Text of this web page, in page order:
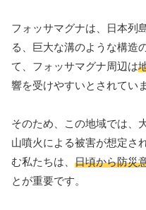
フォッサマグナは、日本列
る、巨大な溝のような構造
て、フォッサマグナ周辺は
響を受けやすいとされていま
そのため、この地域では、
山噴火による被害が想定さ
む私たちは、 日頃から防災
とが重要です。